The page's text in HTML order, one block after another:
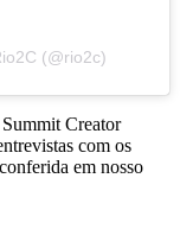
(@rio2c)
Creator
com os
em nosso